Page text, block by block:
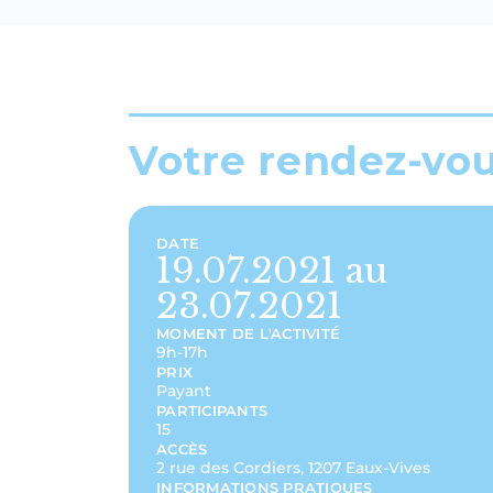
Votre rendez-
DATE
19.07.2021 au
23.07.2021
MOMENT DE L'ACTIVITÉ
9h-17h
PRIX
Payant
PARTICIPANTS
15
ACCÈS
2 rue des Cordiers, 1207 Eaux-Vives
INFORMATIONS PRATIQUES